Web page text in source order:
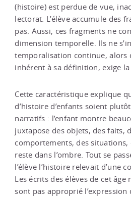
(histoire) est perdue de vue,
lectorat. L’élève accumule des
pas. Aussi, ces fragments ne
dimension temporelle. Ils ne
temporalisation continue, alors
inhérent à sa définition, exige
Cette caractéristique explique
d’histoire d’enfants soient
narratifs : l’enfant montre
juxtapose des objets, des faits,
comportements, des
reste dans l’ombre. Tout se
l’élève l’histoire relevait d’une
Les écrits des élèves de cet âge
sont pas approprié